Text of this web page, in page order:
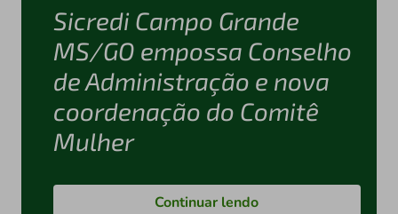
Sicredi Campo Grande
MS/GO empossa Conselho
de Administração e nova
coordenação do Comitê
Mulher
Continuar lendo